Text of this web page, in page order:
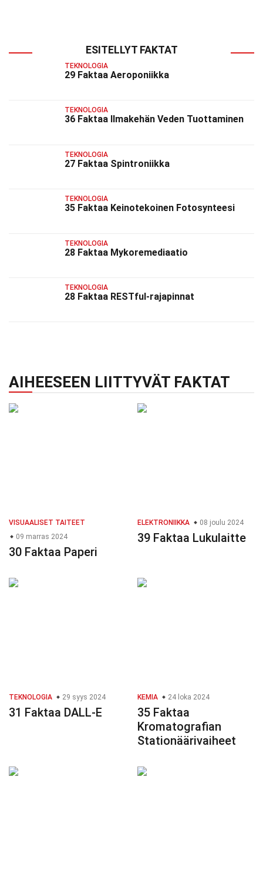
ESITELLYT FAKTAT
TEKNOLOGIA
29 Faktaa Aeroponiikka
TEKNOLOGIA
36 Faktaa Ilmakehän Veden Tuottaminen
TEKNOLOGIA
27 Faktaa Spintroniikka
TEKNOLOGIA
35 Faktaa Keinotekoinen Fotosynteesi
TEKNOLOGIA
28 Faktaa Mykoremediaatio
TEKNOLOGIA
28 Faktaa RESTful-rajapinnat
AIHEESEEN LIITTYVÄT FAKTAT
VISUAALISET TAITEET
09 marras 2024
30 Faktaa Paperi
ELEKTRONIIKKA 08 joulu 2024
39 Faktaa Lukulaitte
TEKNOLOGIA 29 syys 2024
31 Faktaa DALL-E
KEMIA 24 loka 2024
35 Faktaa
Kromatografian
Stationäärivaiheet